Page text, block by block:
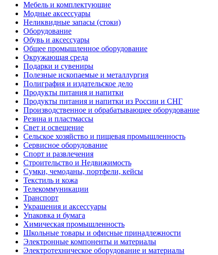
Мебель и комплектующие
Модные аксессуары
Неликвидные запасы (стоки)
Оборудование
Обувь и аксессуары
Общее промышленное оборудование
Окружающая среда
Подарки и сувениры
Полезные ископаемые и металлургия
Полиграфия и издательское дело
Продукты питания и напитки
Продукты питания и напитки из России и СНГ
Производственное и обрабатывающее оборудование
Резина и пластмассы
Свет и освещение
Сельское хозяйство и пищевая промышленность
Сервисное оборудование
Спорт и развлечения
Строительство и Недвижимость
Сумки, чемоданы, портфели, кейсы
Текстиль и кожа
Телекоммуникации
Транспорт
Украшения и аксессуары
Упаковка и бумага
Химическая промышленность
Школьные товары и офисные принадлежности
Электронные компоненты и материалы
Электротехническое оборудование и материалы